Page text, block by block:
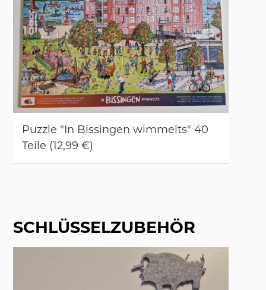
Puz­zle "In Bis­sin­gen wim­melts" 40
Tei­le (12,99 €)
SCHLÜSSELZUBEHÖR